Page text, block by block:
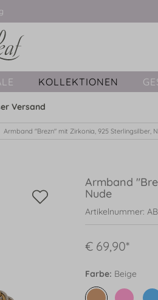
KOLLEKTIONEN
Versand
Armband "Brezn" mit Zirkonia, 925 Sterlingsilber,
Armband
Nude
Artikelnummer:
€ 69,90*
Farbe: Beige